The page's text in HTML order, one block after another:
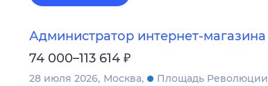
Администратор интернет-магазина
74 000–113 614 ₽
28 июля 2026 Москва
Площадь Революции